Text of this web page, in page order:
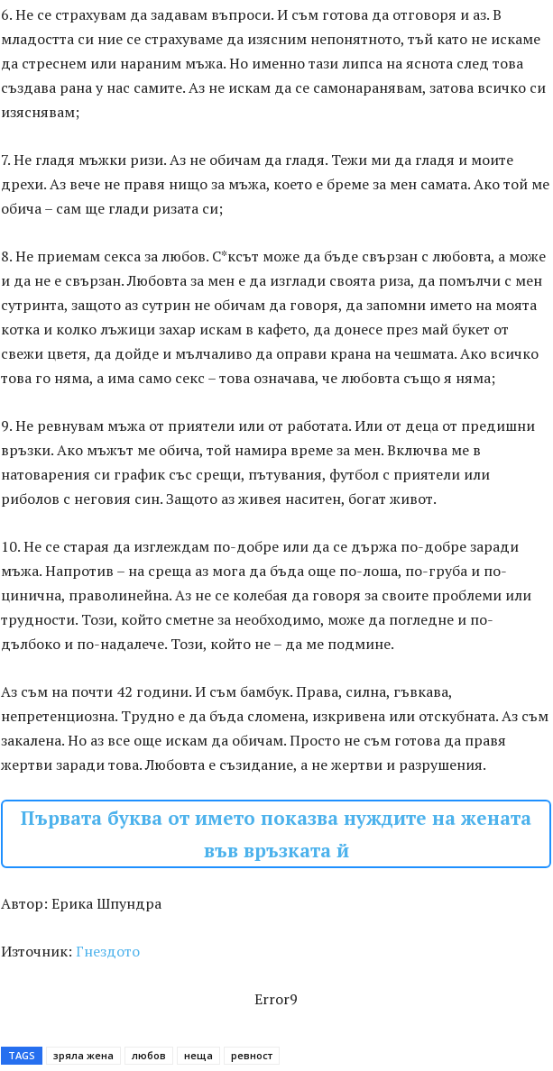
6. Не се страхувам да задавам въпроси. И съм готова да отговоря и аз. В
младостта си ние се страхуваме да изясним непонятното, тъй като не искаме
да стреснем или нараним мъжа. Но именно тази липса на яснота след това
създава рана у нас самите. Аз не искам да се самонаранявам, затова всичко си
изяснявам;
7. Не гладя мъжки ризи. Аз не обичам да гладя. Тежи ми да гладя и моите
дрехи. Аз вече не правя нищо за мъжа, което е бреме за мен самата. Ако той ме
обича – сам ще глади ризата си;
8. Не приемам секса за любов. С*ксът може да бъде свързан с любовта, а може
и да не е свързан. Любовта за мен е да изглади своята риза, да помълчи с мен
сутринта, защото аз сутрин не обичам да говоря, да запомни името на моята
котка и колко лъжици захар искам в кафето, да донесе през май букет от
свежи цветя, да дойде и мълчаливо да оправи крана на чешмата. Ако всичко
това го няма, а има само секс – това означава, че любовта също я няма;
9. Не ревнувам мъжа от приятели или от работата. Или от деца от предишни
връзки. Ако мъжът ме обича, той намира време за мен. Включва ме в
натоварения си график със срещи, пътувания, футбол с приятели или
риболов с неговия син. Защото аз живея наситен, богат живот.
10. Не се старая да изглеждам по-добре или да се държа по-добре заради
мъжа. Напротив – на среща аз мога да бъда още по-лоша, по-груба и по-
цинична, праволинейна. Аз не се колебая да говоря за своите проблеми или
трудности. Този, който сметне за необходимо, може да погледне и по-
дълбоко и по-надалече. Този, който не – да ме подмине.
Аз съм на почти 42 години. И съм бамбук. Права, силна, гъвкава,
непретенциозна. Трудно е да бъда сломена, изкривена или отскубната. Аз съм
закалена. Но аз все още искам да обичам. Просто не съм готова да правя
жертви заради това. Любовта е съзидание, а не жертви и разрушения.
Първата буква от името показва нуждите на жената
във връзката й
Автор: Ерика Шпундра
Източник: Гнездото
Error9
TAGS зряла жена любов неща ревност